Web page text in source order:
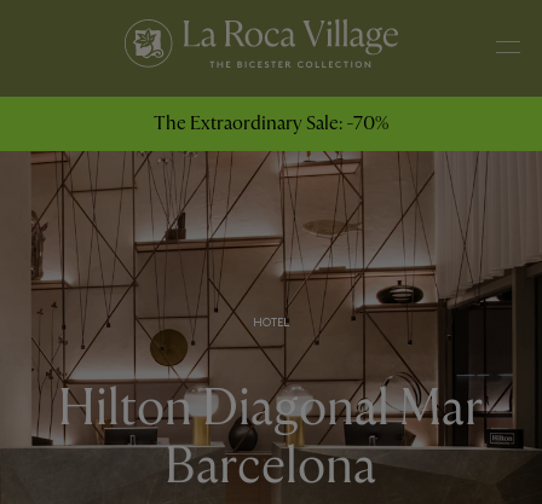
The Extraordinary Sale: -70%
HOTEL
Hilton Diagonal Mar
Barcelona